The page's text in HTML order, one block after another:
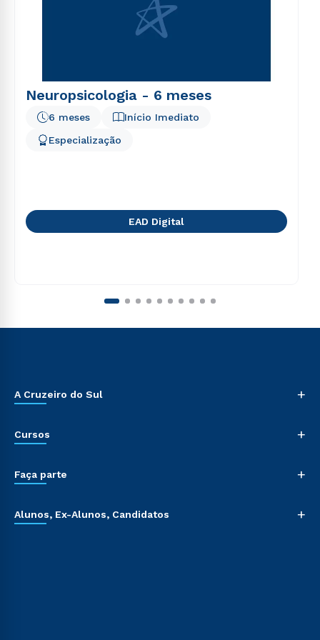
Neuropsicologia - 6 meses
Início Imediato
6 meses
Especialização
EAD Digital
A Cruzeiro do Sul +
Cursos +
Faça parte +
Alunos, Ex-Alunos, Candidatos +